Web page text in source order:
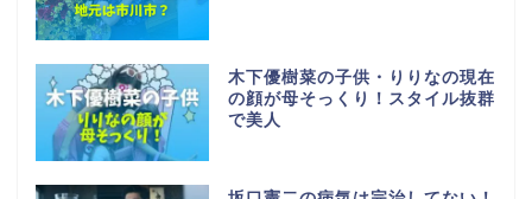
木下優樹菜の子供・りりなの現在
の顔が母そっくり！スタイル抜群
で美人